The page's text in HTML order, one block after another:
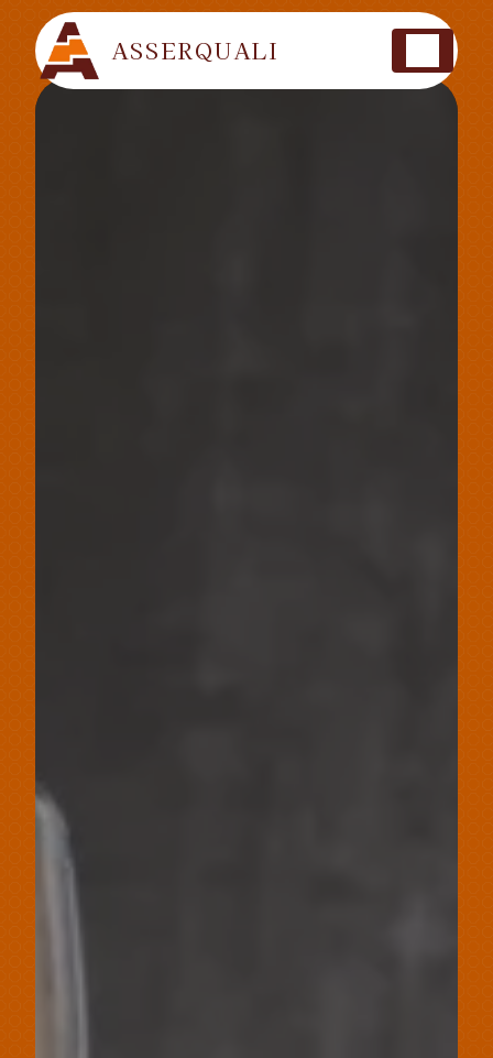
ASSERQUALI
Panneau de gestion des cookies